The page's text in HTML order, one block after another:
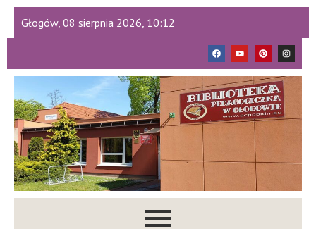
Głogów, 08 sierpnia 2026, 10:12